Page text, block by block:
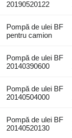
20190520122
Pompă de ulei BF
pentru camion
Pompă de ulei BF
20140390600
Pompă de ulei BF
20140504000
Pompă de ulei BF
20140520130